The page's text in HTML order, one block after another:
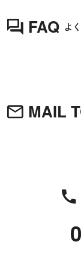
FAQ よ
MAIL